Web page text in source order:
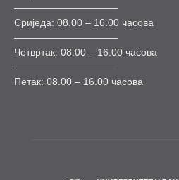
——————————–
Сриједа: 08.00 – 16.00 часова
——————————–
Четвртак: 08.00 – 16.00 часова
——————————–
Петак: 08.00 – 16.00 часова